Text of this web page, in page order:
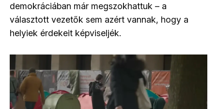
demokráciában már megszokhattuk – a
választott vezetők sem azért vannak, hogy a
helyiek érdekeit képviseljék.